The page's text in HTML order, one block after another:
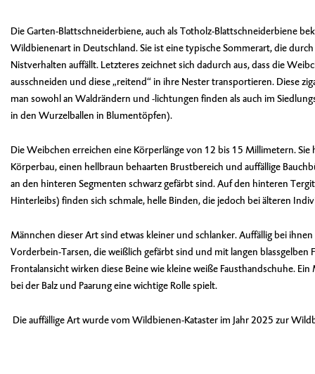
Die Garten-Blattschneiderbiene, auch als Totholz-Blattschneiderbiene
Wildbienenart in Deutschland. Sie ist eine typische Sommerart, die
Nistverhalten auffällt. Letzteres zeichnet sich dadurch aus, dass die
ausschneiden und diese „reitend“ in ihre Nester transportieren. Diese
man sowohl an Waldrändern und -lichtungen finden als auch im
in den Wurzelballen in Blumentöpfen).
Die Weibchen erreichen eine Körperlänge von 12 bis 15 Millimetern. Sie
Körperbau, einen hellbraun behaarten Brustbereich und auffällige
an den hinteren Segmenten schwarz gefärbt sind. Auf den hinteren
Hinterleibs) finden sich schmale, helle Binden, die jedoch bei älteren
Männchen dieser Art sind etwas kleiner und schlanker. Auffällig bei
Vorderbein-Tarsen, die weißlich gefärbt sind und mit langen blassgelben
Frontalansicht wirken diese Beine wie kleine weiße Fausthandschuhe.
bei der Balz und Paarung eine wichtige Rolle spielt.
Die auffällige Art wurde vom Wildbienen-Kataster im Jahr 2025 zur